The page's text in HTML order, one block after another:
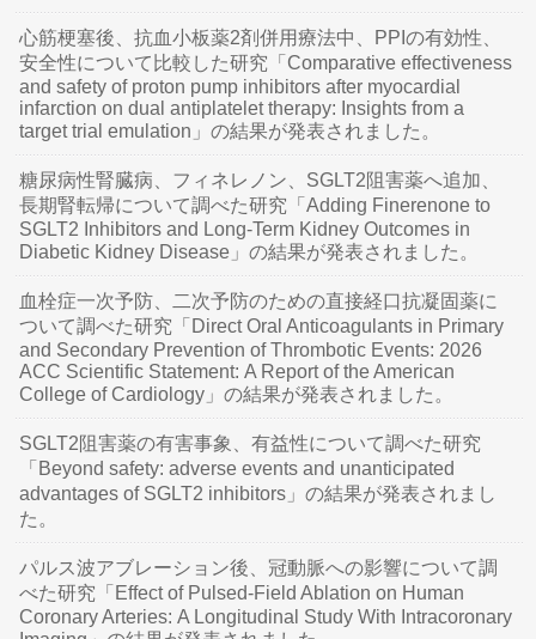
心筋梗塞後、抗血小板薬2剤併用療法中、PPIの有効性、
安全性について比較した研究「Comparative effectiveness
and safety of proton pump inhibitors after myocardial
infarction on dual antiplatelet therapy: Insights from a
target trial emulation」の結果が発表されました。
糖尿病性腎臓病、フィネレノン、SGLT2阻害薬へ追加、
長期腎転帰について調べた研究「Adding Finerenone to
SGLT2 Inhibitors and Long-Term Kidney Outcomes in
Diabetic Kidney Disease」の結果が発表されました。
血栓症一次予防、二次予防のための直接経口抗凝固薬に
ついて調べた研究「Direct Oral Anticoagulants in Primary
and Secondary Prevention of Thrombotic Events: 2026
ACC Scientific Statement: A Report of the American
College of Cardiology」の結果が発表されました。
SGLT2阻害薬の有害事象、有益性について調べた研究
「Beyond safety: adverse events and unanticipated
advantages of SGLT2 inhibitors」の結果が発表されまし
た。
パルス波アブレーション後、冠動脈への影響について調
べた研究「Effect of Pulsed-Field Ablation on Human
Coronary Arteries: A Longitudinal Study With Intracoronary